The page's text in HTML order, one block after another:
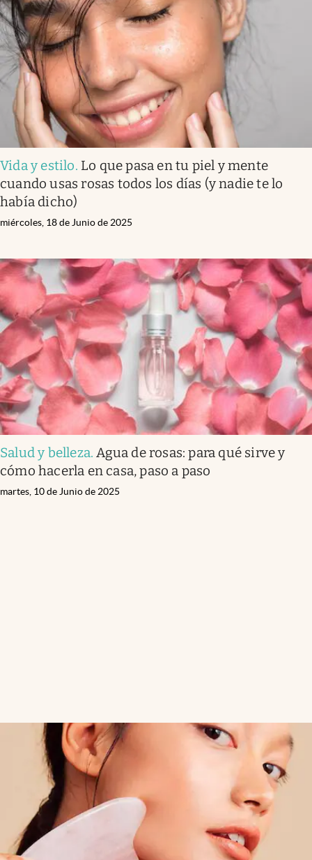
Vida y estilo. Lo que pasa en tu piel y mente
cuando usas rosas todos los días (y nadie te lo
había dicho)
miércoles, 18 de Junio de 2025
Salud y belleza.Agua de rosas: para qué sirve y
cómo hacerla en casa, paso a paso
martes, 10 de Junio de 2025